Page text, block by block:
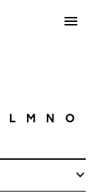
L M N O